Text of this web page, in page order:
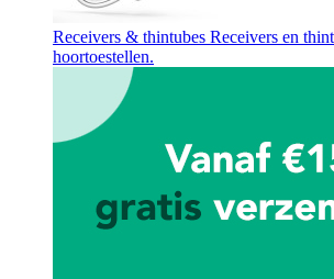
Receivers & thintubes Receivers en
hoortoestellen.